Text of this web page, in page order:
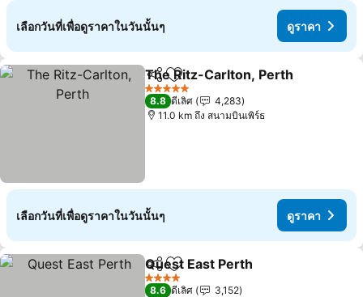
เลือกวันที่เพื่อดูราคาในวันนั้นๆ ดูราคา
แชร์ เพิ่มในรายการโปรด
The Ritz-Carlton, Perth
5 ดาว
8.8 ดีเลิศ
4,283
11.0 km ถึง สนามบินเพิร์ธ
เลือกวันที่เพื่อดูราคาในวันนั้นๆ ดูราคา
แชร์ เพิ่มในรายการโปรด
Quest East Perth
4 ดาว
8.6 ดีเลิศ
3,152